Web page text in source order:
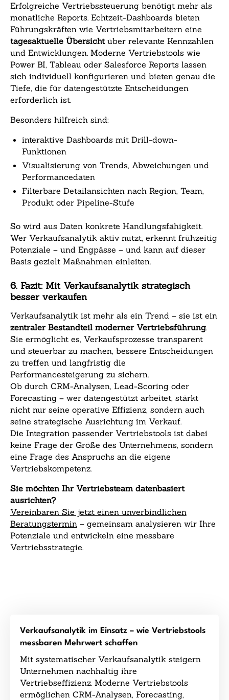
Erfolgreiche Vertriebssteuerung benötigt mehr als
monatliche Reports. Echtzeit-Dashboards bieten
Führungskräften wie Vertriebsmitarbeitern eine
tagesaktuelle Übersichtüber relevante Kennzahlen
und Entwicklungen. Moderne Vertriebstools wie
Power BI, Tableau oder Salesforce Reports lassen
sich individuell konfigurieren und bieten genau die
Tiefe, die für datengestützte Entscheidungen
erforderlich ist.
Besonders hilfreich sind:
interaktive Dashboards mit Drill-down-
Funktionen
Visualisierung von Trends, Abweichungen und
Performancedaten
Filterbare Detailansichten nach Region, Team,
Produkt oder Pipeline-Stufe
So wird aus Daten konkrete Handlungsfähigkeit.
Wer Verkaufsanalytik aktiv nutzt, erkennt frühzeitig
Potenziale – und Engpässe – und kann auf dieser
Basis gezielt Maßnahmen einleiten.
6. Fazit: Mit Verkaufsanalytik strategisch
besser verkaufen
Verkaufsanalytik ist mehr als ein Trend – sie ist ein
zentraler Bestandteil moderner Vertriebsführung.
Sie ermöglicht es, Verkaufsprozesse transparent
und steuerbar zu machen, bessere Entscheidungen
zu treffen und langfristig die
Performancesteigerung zu sichern.
Ob durch CRM-Analysen, Lead-Scoring oder
Forecasting – wer datengestützt arbeitet, stärkt
nicht nur seine operative Effizienz, sondern auch
seine strategische Ausrichtung im Verkauf.
Die Integration passender Vertriebstools ist dabei
keine Frage der Größe des Unternehmens, sondern
eine Frage des Anspruchs an die eigene
Vertriebskompetenz.
Sie möchten Ihr Vertriebsteam datenbasiert
ausrichten?
Vereinbaren Sie jetzt einen unverbindlichen
Beratungstermin– gemeinsam analysieren wir Ihre
Potenziale und entwickeln eine messbare
Vertriebsstrategie.
Verkaufsanalytik im Einsatz – wie Vertriebstools
messbaren Mehrwert schaffen
Mit systematischer Verkaufsanalytik steigern
Unternehmen nachhaltig ihre
Vertriebseffizienz. Moderne Vertriebstools
ermöglichen CRM-Analysen, Forecasting,